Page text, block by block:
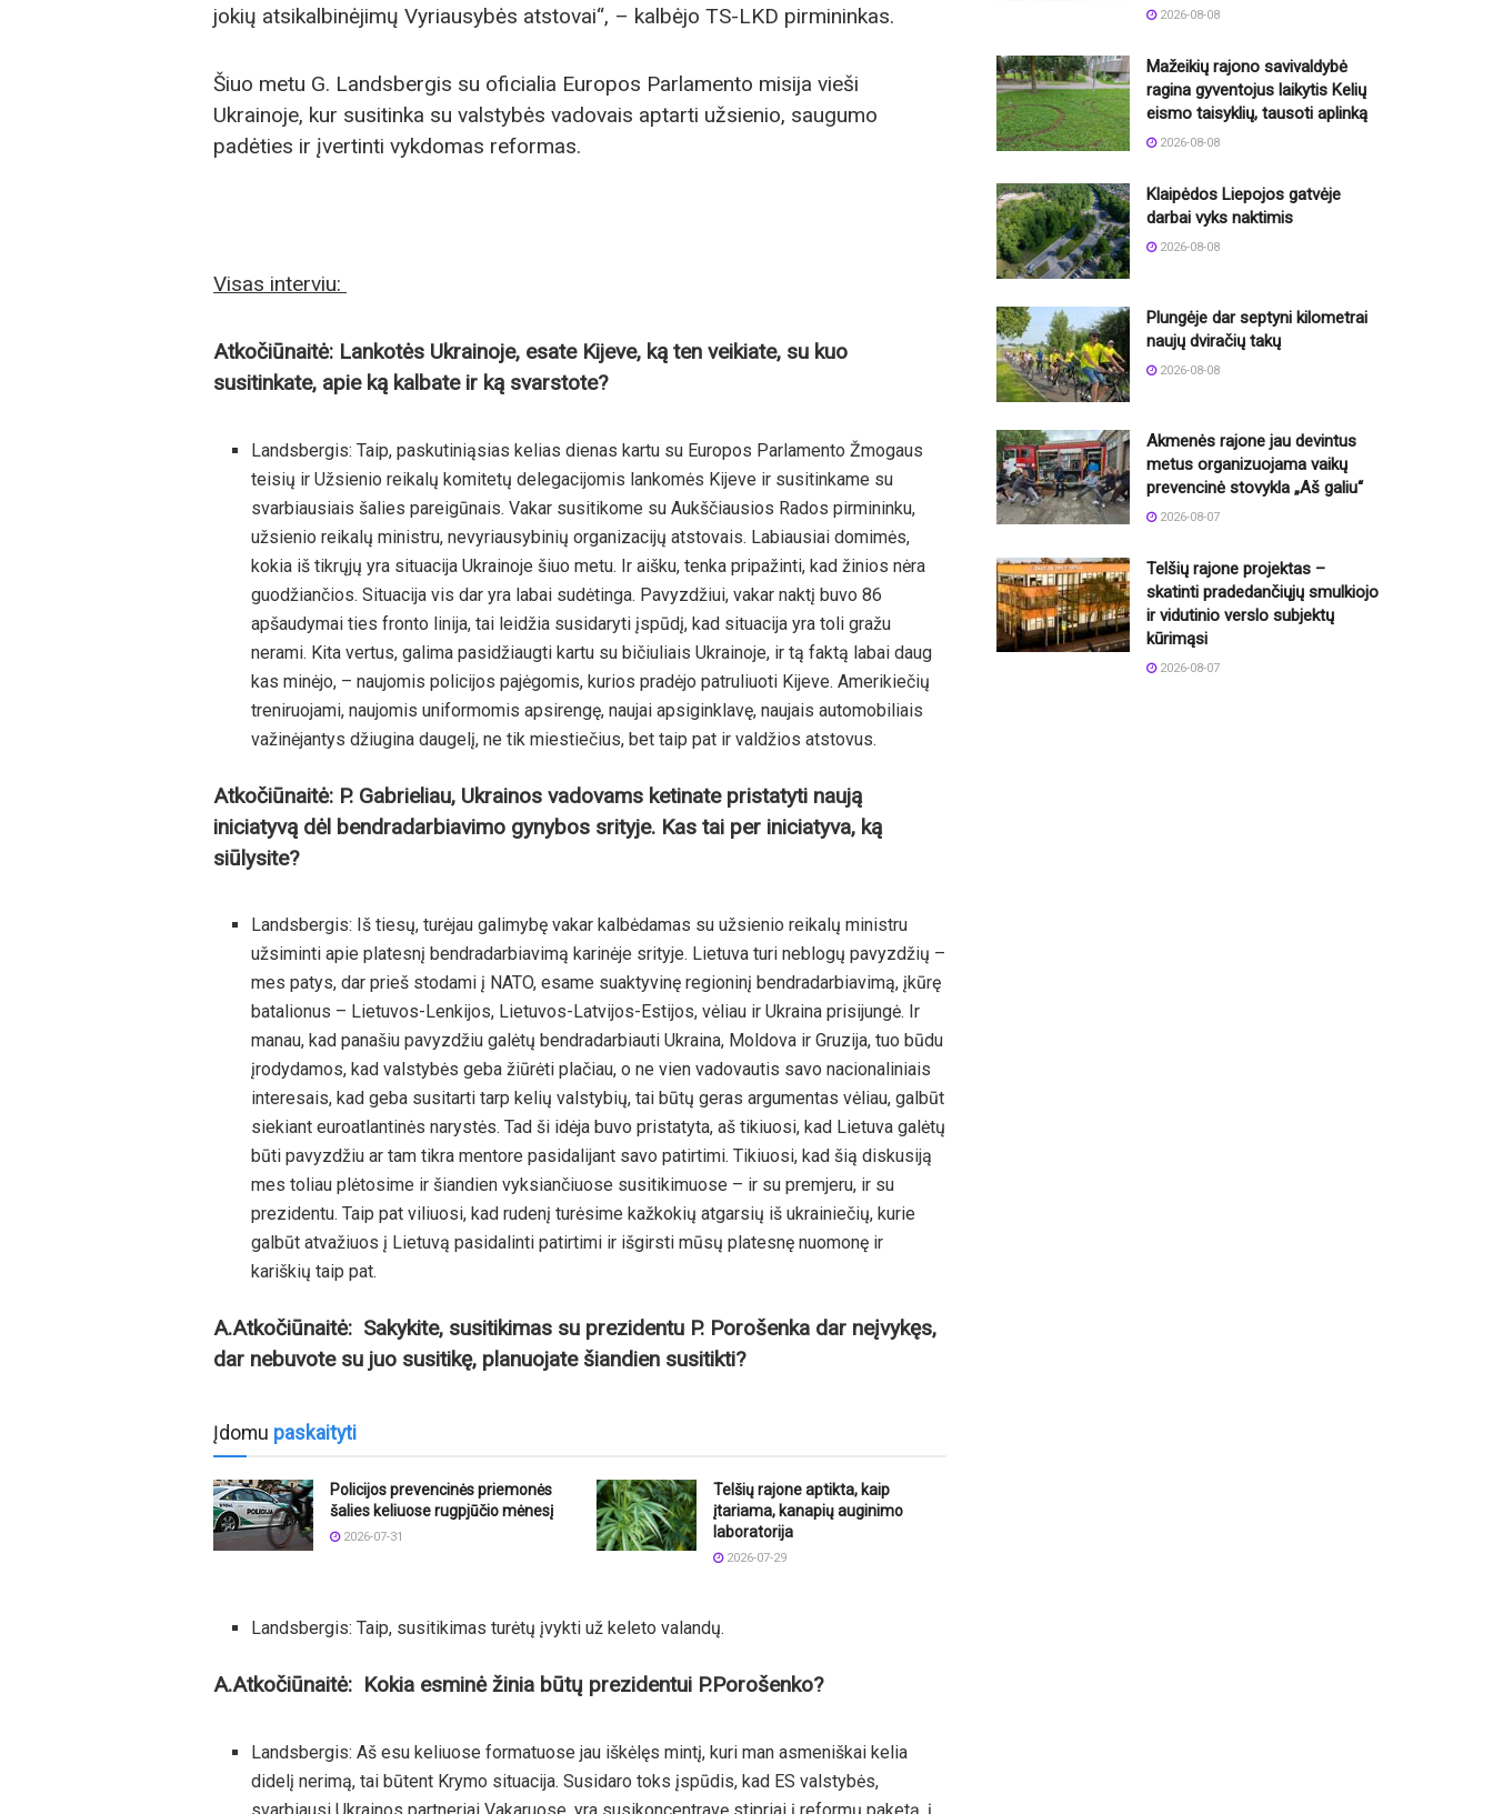
jokių atsikalbinėjimų Vyriausybės atstovai“, – kalbėjo TS-LKD pirmininkas.
Šiuo metu G. Landsbergis su oficialia Europos Parlamento misija vieši
Ukrainoje, kur susitinka su valstybės vadovais aptarti užsienio, saugumo
padėties ir įvertinti vykdomas reformas.
Visas interviu:
Atkočiūnaitė: Lankotės Ukrainoje, esate Kijeve, ką ten veikiate, su kuo
susitinkate, apie ką kalbate ir ką svarstote?
Landsbergis: Taip, paskutiniąsias kelias dienas kartu su Europos Parlamento Žmogaus
teisių ir Užsienio reikalų komitetų delegacijomis lankomės Kijeve ir susitinkame su
svarbiausiais šalies pareigūnais. Vakar susitikome su Aukščiausios Rados pirmininku,
užsienio reikalų ministru, nevyriausybinių organizacijų atstovais. Labiausiai domimės,
kokia iš tikrųjų yra situacija Ukrainoje šiuo metu. Ir aišku, tenka pripažinti, kad žinios nėra
guodžiančios. Situacija vis dar yra labai sudėtinga. Pavyzdžiui, vakar naktį buvo 86
apšaudymai ties fronto linija, tai leidžia susidaryti įspūdį, kad situacija yra toli gražu
nerami. Kita vertus, galima pasidžiaugti kartu su bičiuliais Ukrainoje, ir tą faktą labai daug
kas minėjo, – naujomis policijos pajėgomis, kurios pradėjo patruliuoti Kijeve. Amerikiečių
treniruojami, naujomis uniformomis apsirengę, naujai apsiginklavę, naujais automobiliais
važinėjantys džiugina daugelį, ne tik miestiečius, bet taip pat ir valdžios atstovus.
Atkočiūnaitė: P. Gabrieliau, Ukrainos vadovams ketinate pristatyti naują
iniciatyvą dėl bendradarbiavimo gynybos srityje. Kas tai per iniciatyva, ką
siūlysite?
Landsbergis: Iš tiesų, turėjau galimybę vakar kalbėdamas su užsienio reikalų ministru
užsiminti apie platesnį bendradarbiavimą karinėje srityje. Lietuva turi neblogų pavyzdžių –
mes patys, dar prieš stodami į NATO, esame suaktyvinę regioninį bendradarbiavimą, įkūrę
batalionus – Lietuvos-Lenkijos, Lietuvos-Latvijos-Estijos, vėliau ir Ukraina prisijungė. Ir
manau, kad panašiu pavyzdžiu galėtų bendradarbiauti Ukraina, Moldova ir Gruzija, tuo būdu
įrodydamos, kad valstybės geba žiūrėti plačiau, o ne vien vadovautis savo nacionaliniais
interesais, kad geba susitarti tarp kelių valstybių, tai būtų geras argumentas vėliau, galbūt
siekiant euroatlantinės narystės. Tad ši idėja buvo pristatyta, aš tikiuosi, kad Lietuva galėtų
būti pavyzdžiu ar tam tikra mentore pasidalijant savo patirtimi. Tikiuosi, kad šią diskusiją
mes toliau plėtosime ir šiandien vyksiančiuose susitikimuose – ir su premjeru, ir su
prezidentu. Taip pat viliuosi, kad rudenį turėsime kažkokių atgarsių iš ukrainiečių, kurie
galbūt atvažiuos į Lietuvą pasidalinti patirtimi ir išgirsti mūsų platesnę nuomonę ir
kariškių taip pat.
A.Atkočiūnaitė: Sakykite, susitikimas su prezidentu P. Porošenka dar neįvykęs,
dar nebuvote su juo susitikę, planuojate šiandien susitikti?
Įdomu paskaityti
Policijos prevencinės priemonės
šalies keliuose rugpjūčio mėnesį
2026-07-31
Telšių rajone aptikta, kaip
įtariama, kanapių auginimo
laboratorija
2026-07-29
Landsbergis: Taip, susitikimas turėtų įvykti už keleto valandų.
A.Atkočiūnaitė: Kokia esminė žinia būtų prezidentui P.Porošenko?
Landsbergis: Aš esu keliuose formatuose jau iškėlęs mintį, kuri man asmeniškai kelia
didelį nerimą, tai būtent Krymo situacija. Susidaro toks įspūdis, kad ES valstybės,
svarbiausi Ukrainos partneriai Vakaruose, yra susikoncentravę stipriai į reformų paketą, į
2026-08-08
Mažeikių rajono savivaldybė
ragina gyventojus laikytis Kelių
eismo taisyklių, tausoti aplinką
2026-08-08
Klaipėdos Liepojos gatvėje
darbai vyks naktimis
2026-08-08
Plungėje dar septyni kilometrai
naujų dviračių takų
2026-08-08
Akmenės rajone jau devintus
metus organizuojama vaikų
prevencinė stovykla „Aš galiu“
2026-08-07
Telšių rajone projektas –
skatinti pradedančiųjų smulkiojo
ir vidutinio verslo subjektų
kūrimąsi
2026-08-07